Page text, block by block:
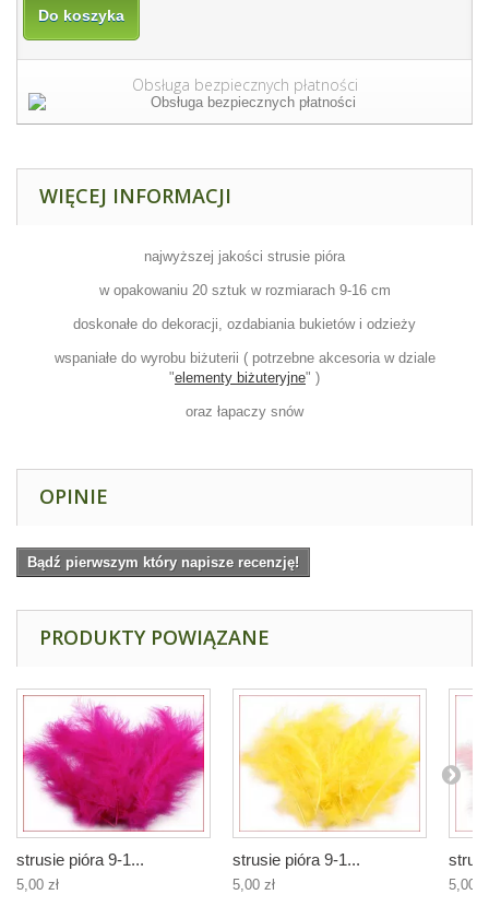
Do koszyka
Obsługa bezpiecznych płatności
WIĘCEJ INFORMACJI
najwyższej jakości strusie pióra
w opakowaniu 20 sztuk w rozmiarach 9-16 cm
doskonałe do dekoracji, ozdabiania bukietów i odzieży
wspaniałe do wyrobu biżuterii ( potrzebne akcesoria w dziale
"elementy biżuteryjne" )
oraz łapaczy snów
OPINIE
Bądź pierwszym który napisze recenzję!
PRODUKTY POWIĄZANE
strusie pióra 9-1...
5,00 zł
strusie pióra 9-1...
5,00 zł 5,00